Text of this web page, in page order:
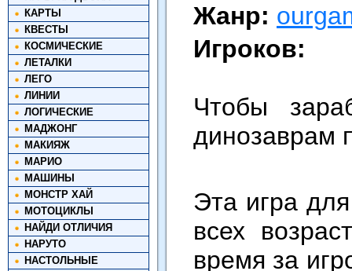
КАРТЫ
КВЕСТЫ
КОСМИЧЕСКИЕ
ЛЕТАЛКИ
ЛЕГО
ЛИНИИ
ЛОГИЧЕСКИЕ
МАДЖОНГ
МАКИЯЖ
МАРИО
МАШИНЫ
МОНСТР ХАЙ
МОТОЦИКЛЫ
НАЙДИ ОТЛИЧИЯ
НАРУТО
НАСТОЛЬНЫЕ
Жанр:
Игроков:
Чтобы
динозаврам
Эта игра
всех
время за